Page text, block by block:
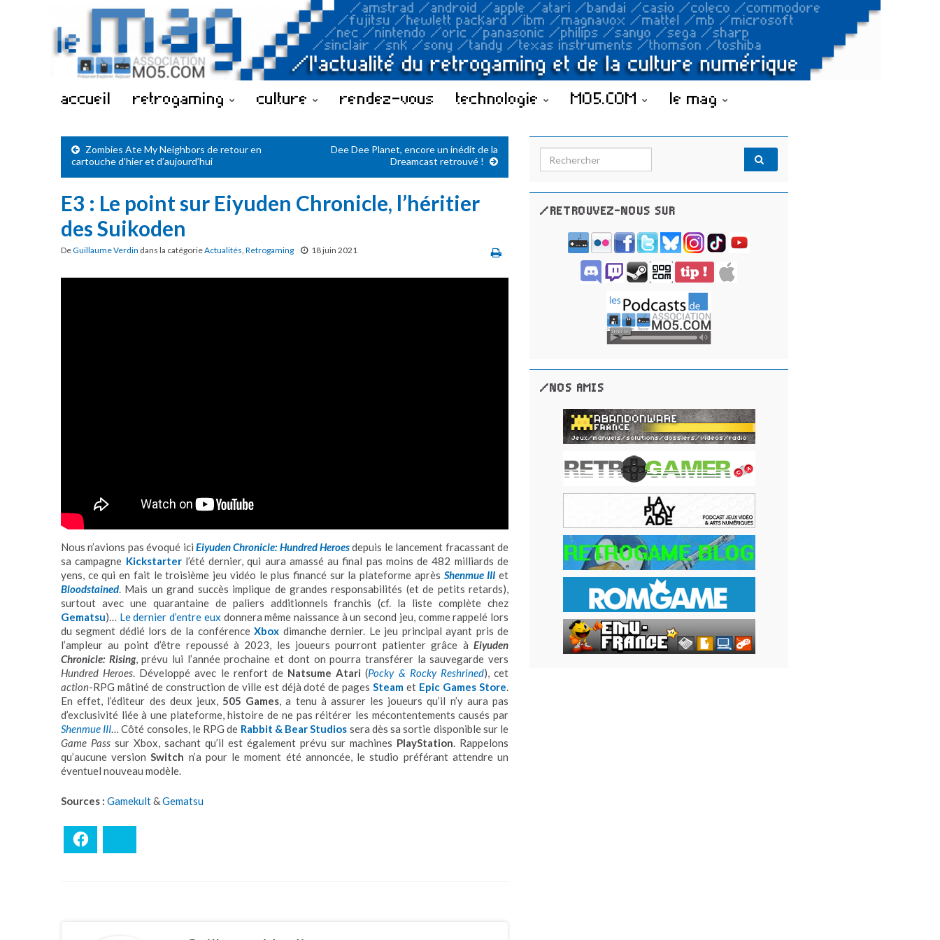
accueil retrogaming culture rendez-vous technologie MO5.COM le mag
Zombies Ate My Neighbors de retour en
cartouche d’hier et d’aujourd’hui
Dee Dee Planet, encore un inédit de la
Dreamcast retrouvé !
E3 : Le point sur Eiyuden Chronicle, l’héritier
des Suikoden
DeGuillaume Verdin dans la catégorieActualités, Retrogaming 18 juin 2021
Nous n’avions pas évoqué ici Eiyuden Chronicle: Hundred Heroesdepuis le lancement fracassant de
sa campagne Kickstarterl’été dernier, qui aura amassé au final pas moins de 482 milliards de
yens, ce qui en fait le troisième jeu vidéo le plus financé sur la plateforme après Shenmue III et
Bloodstained. Mais un grand succès implique de grandes responsabilités (et de petits retards),
surtout avec une quarantaine de paliers additionnels franchis (cf. la liste complète chez
Gematsu)… Le dernier d’entre eux donnera même naissance à un second jeu, comme rappelé lors
du segment dédié lors de la conférenceXbox dimanche dernier. Le jeu principal ayant pris de
l’ampleur au point d’être repoussé à 2023, les joueurs pourront patienter grâce à Eiyuden
Chronicle: Rising, prévu lui l’année prochaine et dont on pourra transférer la sauvegarde vers
Hundred Heroes. Développé avec le renfort de Natsume Atari (Pocky & Rocky Reshrined), cet
action-RPG mâtiné de construction de ville est déjà doté de pagesSteam et Epic Games Store.
En effet, l’éditeur des deux jeux,505 Games, a tenu à assurer les joueurs qu’il n’y aura pas
d’exclusivité liée à une plateforme, histoire de ne pas réitérer les mécontentements causés par
Shenmue III… Côté consoles, le RPG de Rabbit & Bear Studios sera dès sa sortie disponible sur le
Game Pass sur Xbox, sachant qu’il est également prévu sur machines PlayStation. Rappelons
qu’aucune versionSwitch n’a pour le moment été annoncée, le studio préférant attendre un
éventuel nouveau modèle.
Sources : Gamekult&Gematsu
Search for:
/RETROUVEZ-NOUS SUR
/NOS AMIS